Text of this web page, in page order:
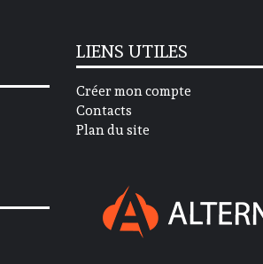
LIENS UTILES
Créer mon compte
Contacts
Plan du site